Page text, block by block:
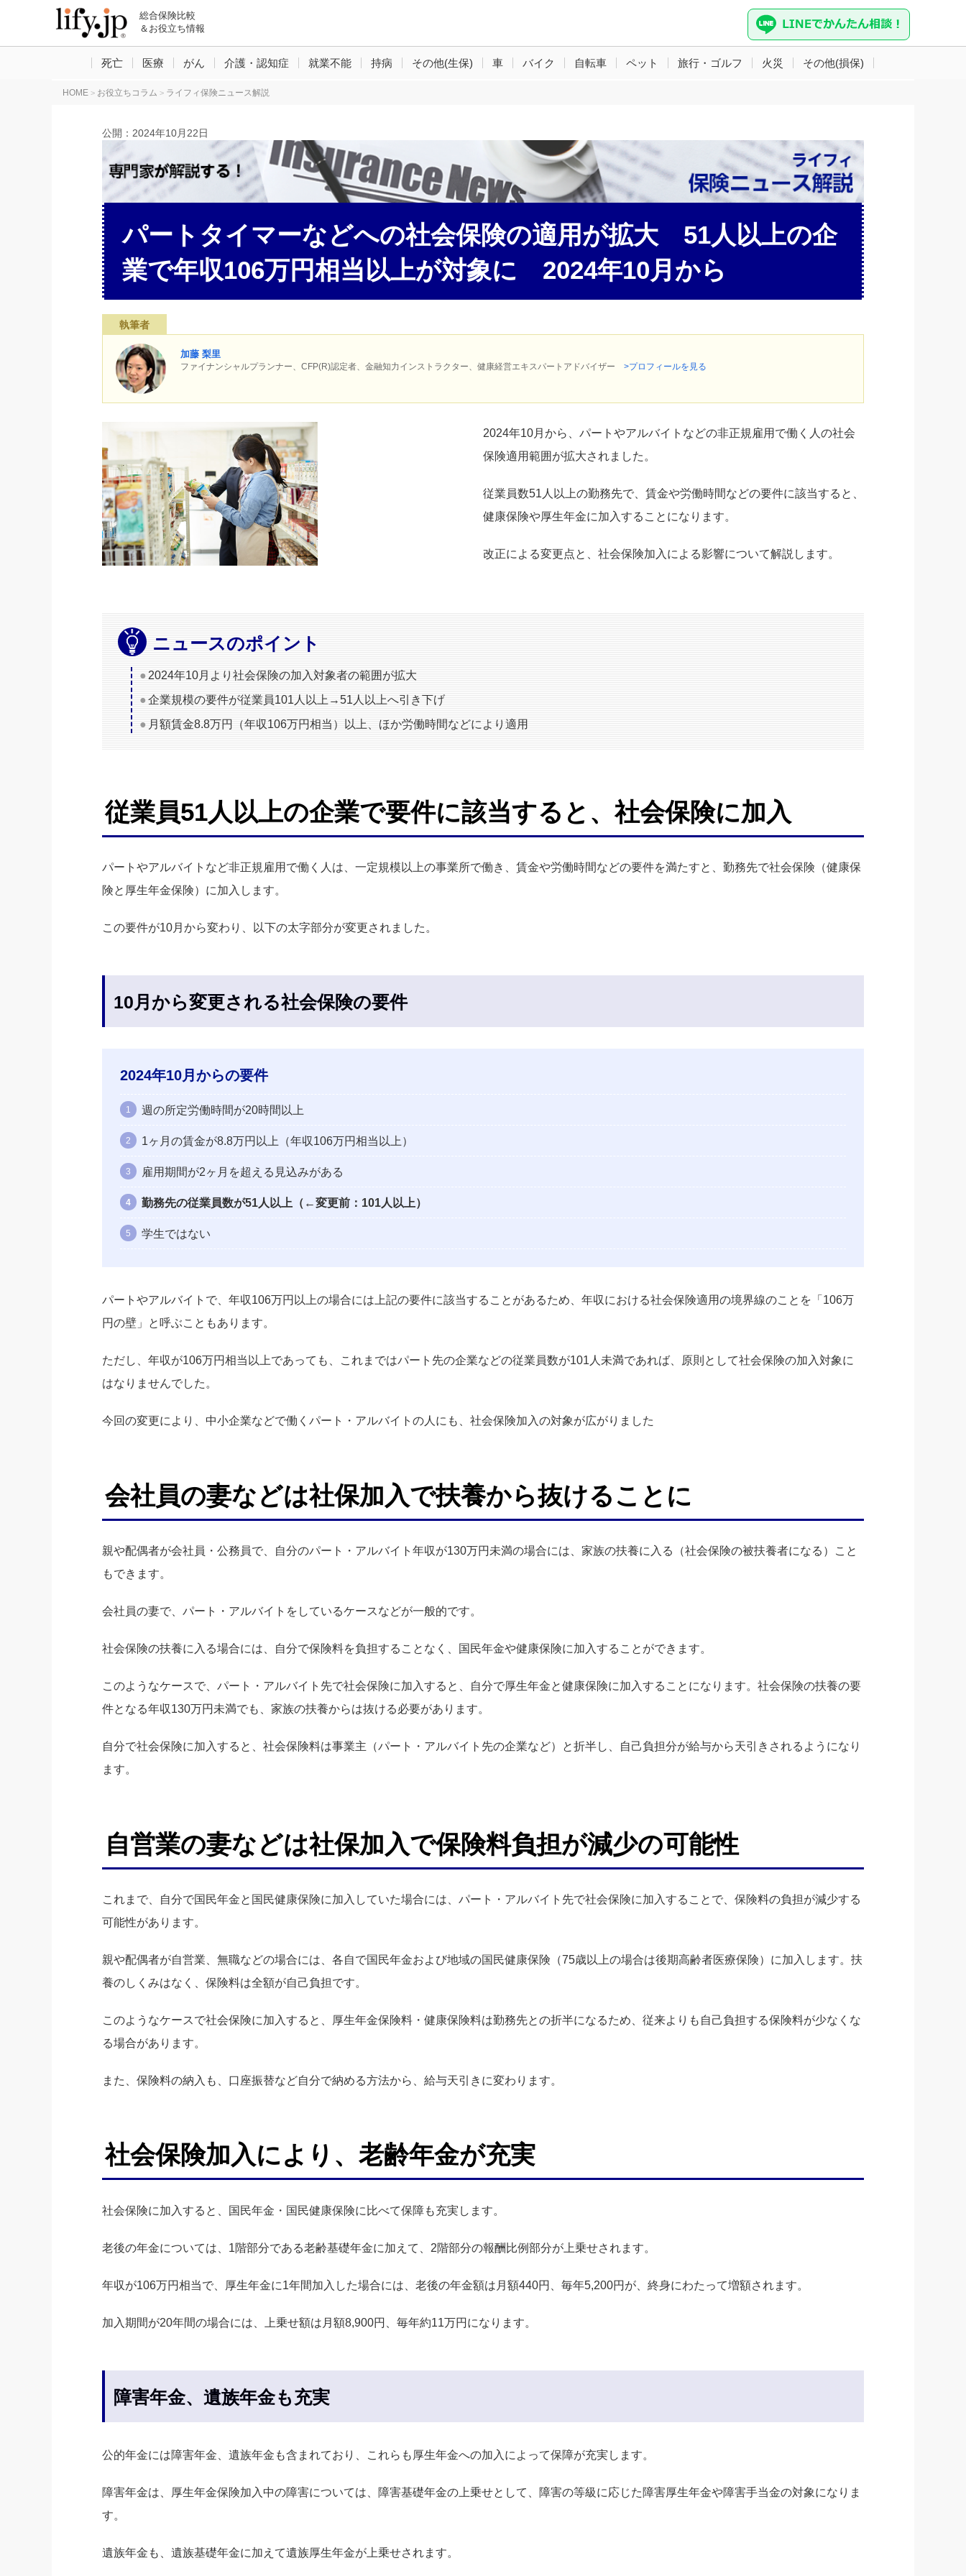
総合保険比較
＆お役立ち情報
死亡 医療 がん 介護・認知症 就業不能 持病 その他(生保) 車 バイク 自転車 ペット 旅行・ゴルフ 火災 その他(損保)
HOME > お役立ちコラム > ライフィ保険ニュース解説
公開： 2024年10月22日
パートタイマーなどへの社会保険の適用が拡大 51人以上の企
業で年収106万円相当以上が対象に 2024年10月から
執筆者
加藤 梨里
ファイナンシャルプランナー、CFP(R)認定者、金融知力インストラクター、健康経営エキスパートアドバイザー >プロフィールを見る
2024年10月から、パートやアルバイトなどの非正規雇用で働く人の社会
保険適用範囲が拡大されました。
従業員数51人以上の勤務先で、賃金や労働時間などの要件に該当すると、
健康保険や厚生年金に加入することになります。
改正による変更点と、社会保険加入による影響について解説します。
ニュースのポイント
2024年10月より社会保険の加入対象者の範囲が拡大
企業規模の要件が従業員101人以上→51人以上へ引き下げ
月額賃金8.8万円（年収106万円相当）以上、ほか労働時間などにより適用
従業員51人以上の企業で要件に該当すると、社会保険に加入
パートやアルバイトなど非正規雇用で働く人は、一定規模以上の事業所で働き、賃金や労働時間などの要件を満たすと、勤務先で社会保険（健康保
険と厚生年金保険）に加入します。
この要件が10月から変わり、以下の太字部分が変更されました。
10月から変更される社会保険の要件
2024年10月からの要件
週の所定労働時間が20時間以上
1ヶ月の賃金が8.8万円以上（年収106万円相当以上）
雇用期間が2ヶ月を超える見込みがある
勤務先の従業員数が51人以上（←変更前：101人以上）
学生ではない
パートやアルバイトで、年収106万円以上の場合には上記の要件に該当することがあるため、年収における社会保険適用の境界線のことを「106万
円の壁」と呼ぶこともあります。
ただし、年収が106万円相当以上であっても、これまではパート先の企業などの従業員数が101人未満であれば、原則として社会保険の加入対象に
はなりませんでした。
今回の変更により、中小企業などで働くパート・アルバイトの人にも、社会保険加入の対象が広がりました
会社員の妻などは社保加入で扶養から抜けることに
親や配偶者が会社員・公務員で、自分のパート・アルバイト年収が130万円未満の場合には、家族の扶養に入る（社会保険の被扶養者になる）こと
もできます。
会社員の妻で、パート・アルバイトをしているケースなどが一般的です。
社会保険の扶養に入る場合には、自分で保険料を負担することなく、国民年金や健康保険に加入することができます。
このようなケースで、パート・アルバイト先で社会保険に加入すると、自分で厚生年金と健康保険に加入することになります。社会保険の扶養の要
件となる年収130万円未満でも、家族の扶養からは抜ける必要があります。
自分で社会保険に加入すると、社会保険料は事業主（パート・アルバイト先の企業など）と折半し、自己負担分が給与から天引きされるようになり
ます。
自営業の妻などは社保加入で保険料負担が減少の可能性
これまで、自分で国民年金と国民健康保険に加入していた場合には、パート・アルバイト先で社会保険に加入することで、保険料の負担が減少する
可能性があります。
親や配偶者が自営業、無職などの場合には、各自で国民年金および地域の国民健康保険（75歳以上の場合は後期高齢者医療保険）に加入します。扶
養のしくみはなく、保険料は全額が自己負担です。
このようなケースで社会保険に加入すると、厚生年金保険料・健康保険料は勤務先との折半になるため、従来よりも自己負担する保険料が少なくな
る場合があります。
また、保険料の納入も、口座振替など自分で納める方法から、給与天引きに変わります。
社会保険加入により、老齢年金が充実
社会保険に加入すると、国民年金・国民健康保険に比べて保障も充実します。
老後の年金については、1階部分である老齢基礎年金に加えて、2階部分の報酬比例部分が上乗せされます。
年収が106万円相当で、厚生年金に1年間加入した場合には、老後の年金額は月額440円、毎年5,200円が、終身にわたって増額されます。
加入期間が20年間の場合には、上乗せ額は月額8,900円、毎年約11万円になります。
障害年金、遺族年金も充実
公的年金には障害年金、遺族年金も含まれており、これらも厚生年金への加入によって保障が充実します。
障害年金は、厚生年金保険加入中の障害については、障害基礎年金の上乗せとして、障害の等級に応じた障害厚生年金や障害手当金の対象になりま
す。
遺族年金も、遺族基礎年金に加えて遺族厚生年金が上乗せされます。